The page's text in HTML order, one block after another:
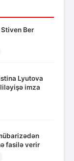
Ber
Lyutova
imza
fasilə verir